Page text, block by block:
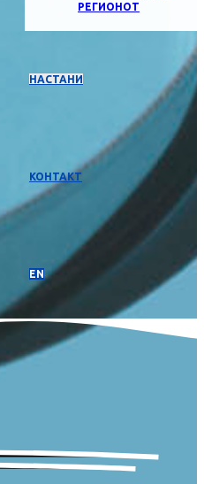
РЕГИОНОТ
НАСТАНИ
КОНТАКТ
EN